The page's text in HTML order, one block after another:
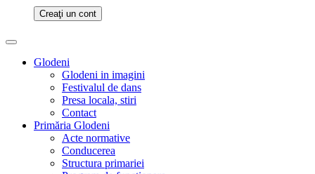
Creaţi un cont
Glodeni
Glodeni in imagini
Festivalul de dans
Presa locala, stiri
Contact
Primăria Glodeni
Acte normative
Conducerea
Structura primariei